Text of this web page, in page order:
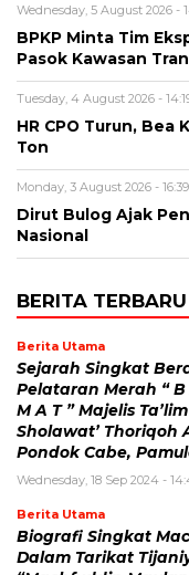
Wednesday, 5 August 2026 -
BPKP Minta Tim
Pasok Kawasan
Tuesday, 4 August 2026 -
HR CPO Turun, Bea
Ton
Monday, 3 August 2026 -
Dirut Bulog Ajak
Nasional
BERITA TERBARU
Berita Utama
Sejarah Singkat
Pelataran Merah “ B
M A T ” Majelis
Sholawat’ Thoriqoh
Pondok Cabe,
Wednesday, 18 Sep 2024 -
Berita Utama
Biografi Singkat
Dalam Tarikat